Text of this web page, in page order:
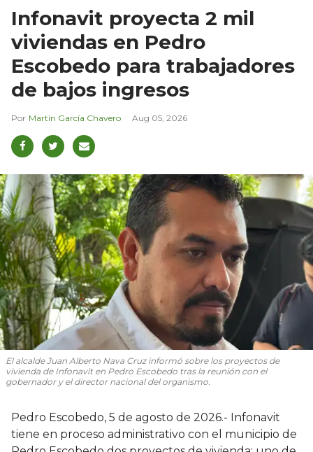
Infonavit proyecta 2 mil
viviendas en Pedro
Escobedo para trabajadores
de bajos ingresos
Martín García Chavero Aug 05, 2026
El alcalde Juan Alberto Nava Cruz informó sobre los proyectos de
vivienda de Infonavit en Pedro Escobedo tras la reunión con el
gobernador y el director nacional del organismo.
Pedro Escobedo, 5 de agosto de 2026.- Infonavit
tiene en proceso administrativo con el municipio de